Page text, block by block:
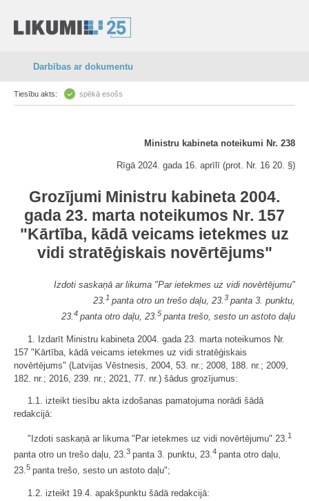
Darbības ar dokumentu
Tiesību akts: spēkā esošs
Ministru kabineta noteikumi Nr. 238
Rīgā 2024. gada 16. aprīlī (prot. Nr. 16 20. §)
Grozījumi Ministru kabineta 2004.
gada 23. marta noteikumos Nr. 157
"Kārtība, kādā veicams ietekmes uz
vidi stratēģiskais novērtējums"
Izdoti saskaņā ar likuma "Par ietekmes uz vidi novērtējumu"
23. 1 panta otro un trešo daļu, 23.3 panta 3. punktu,
23.4 panta otro daļu, 23.5 panta trešo, sesto un astoto daļu
1. Izdarīt Ministru kabineta 2004. gada 23. marta noteikumos Nr.
157 "Kārtība, kādā veicams ietekmes uz vidi stratēģiskais
novērtējums" (Latvijas Vēstnesis, 2004, 53. nr.; 2008, 188. nr.; 2009,
182. nr.; 2016, 239. nr.; 2021, 77. nr.) šādus grozījumus:
1.1. izteikt tiesību akta izdošanas pamatojuma norādi šādā
redakcijā:
"Izdoti saskaņā ar likuma "Par ietekmes uz vidi novērtējumu" 23. 1
panta otro un trešo daļu, 23.3 panta 3. punktu, 23.4 panta otro daļu,
23.5 panta trešo, sesto un astoto daļu";
1.2. izteikt 19.4. apakšpunktu šādā redakcijā: